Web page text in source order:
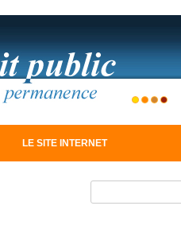
LE SITE INTERNET